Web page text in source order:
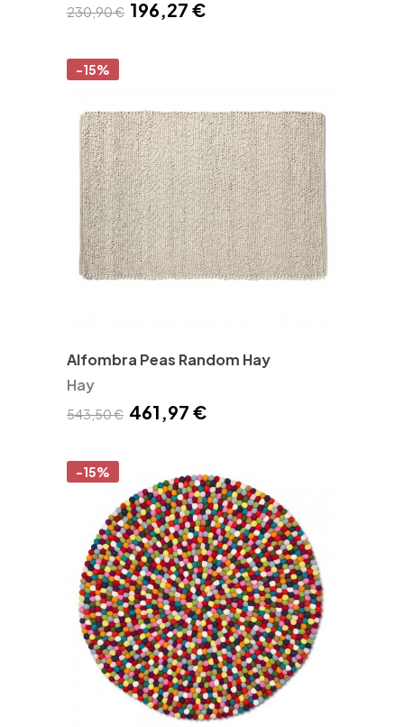
230,90 € 196,27 €
-15%
Alfombra Peas Random Hay
Hay
543,50 € 461,97 €
-15%